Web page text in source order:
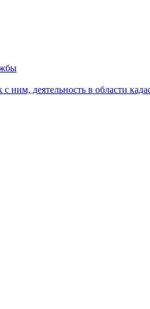
ним, деятельность в области